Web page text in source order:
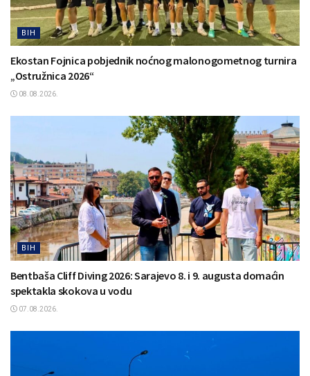
BIH
Ekostan Fojnica pobjednik noćnog malonogometnog turnira
„Ostružnica 2026“
08.08.2026.
BIH
Bentbaša Cliff Diving 2026: Sarajevo 8. i 9. augusta domaćin
spektakla skokova u vodu
07.08.2026.